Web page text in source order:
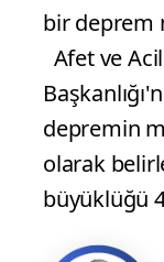
bir deprem
Afet ve
depremin
olarak
büyüklüğü